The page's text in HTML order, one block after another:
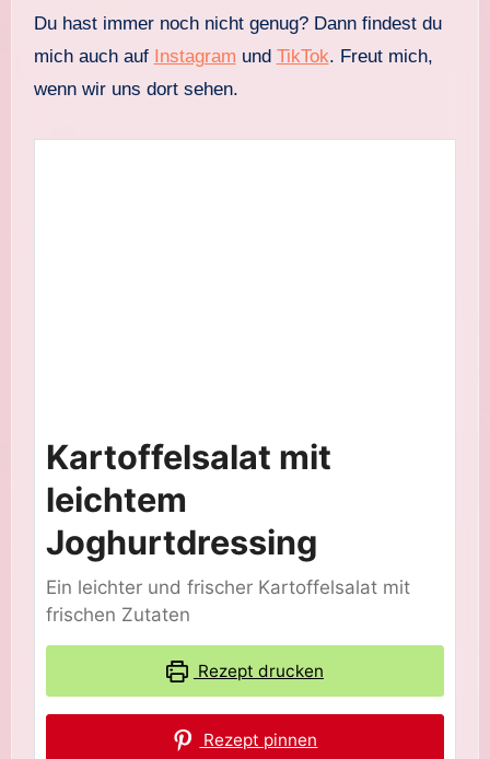
Du hast immer noch nicht genug? Dann findest du
mich auch auf Instagram und TikTok. Freut mich,
wenn wir uns dort sehen.
Kartoffelsalat mit
leichtem
Joghurtdressing
Ein leichter und frischer Kartoffelsalat mit
frischen Zutaten
Rezept drucken
Rezept pinnen